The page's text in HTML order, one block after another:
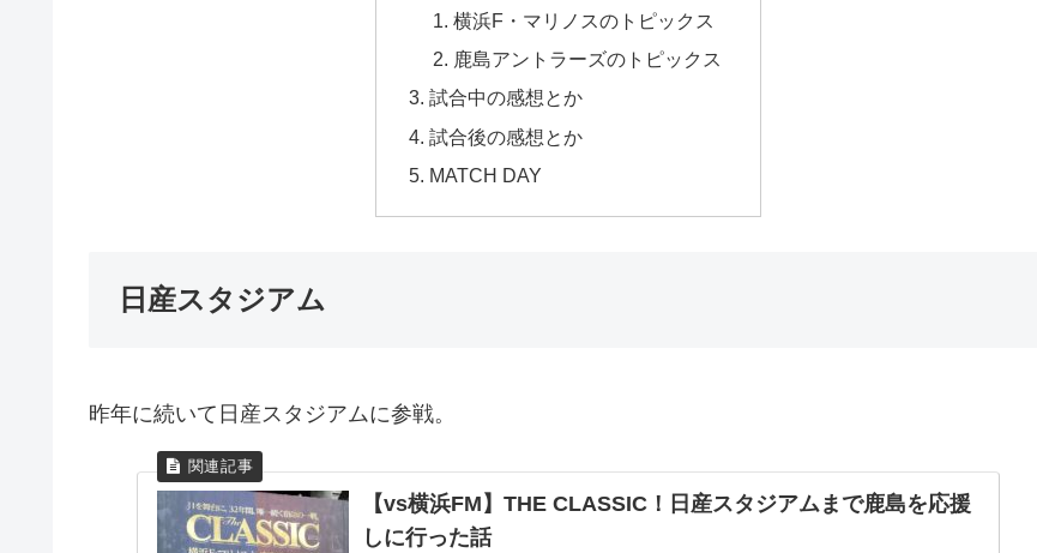
横浜F・マリノスのトピックス
鹿島アントラーズのトピックス
試合中の感想とか
試合後の感想とか
MATCH DAY
日産スタジアム
昨年に続いて日産スタジアムに参戦。
【vs横浜FM】THE CLASSIC！日産スタジアムまで鹿島を応援
しに行った話